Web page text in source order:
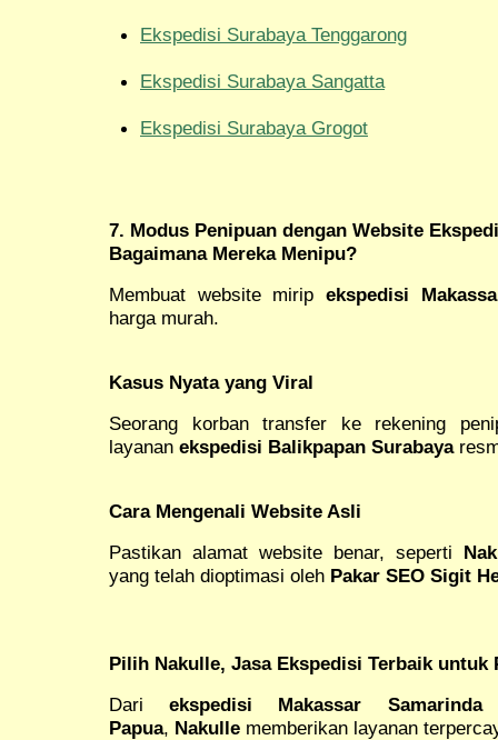
Ekspedisi Surabaya Tenggarong
Ekspedisi Surabaya Sangatta
Ekspedisi Surabaya Grogot
7. Modus Penipuan dengan Website
Bagaimana Mereka Menipu?
Membuat website mirip ekspedisi
harga murah.
Kasus Nyata yang Viral
Seorang korban transfer ke rekening
layanan ekspedisi Balikpapan Surabaya
Cara Mengenali Website Asli
Pastikan alamat website benar, seperti
yang telah dioptimasi oleh Pakar SEO Sigit
Pilih Nakulle, Jasa Ekspedisi Terbaik untuk
Dariekspedisi Makassar Samarinda
Papua, Nakulle memberikan layanan